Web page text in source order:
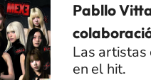
Pabllo
Las artistas
en el hit.